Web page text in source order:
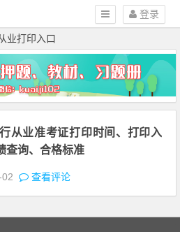
登录
业打印入口
从业准考证打印时间、打印入
查询、合格标准
查看评论